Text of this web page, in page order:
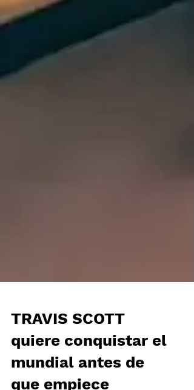
TRAVIS SCOTT
quiere conquistar el
mundial antes de